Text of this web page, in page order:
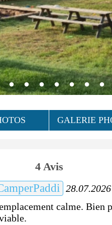
GALERIE
4 Avis
calme. Bien